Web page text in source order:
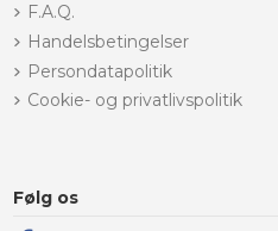
F.A.Q.
Handelsbetingelser
Persondatapolitik
Cookie- og privatlivspolitik
Følg os